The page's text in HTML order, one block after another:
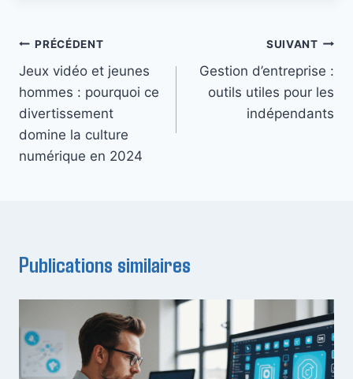
Navigation
de
l’article
PRÉCÉDENT
Jeux vidéo et jeunes
hommes : pourquoi ce
divertissement
domine la culture
numérique en 2024
SUIVANT
Gestion d’entreprise :
outils utiles pour les
indépendants
Publications similaires